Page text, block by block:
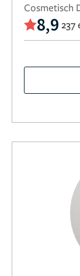
Cosmetisch
8,9 237